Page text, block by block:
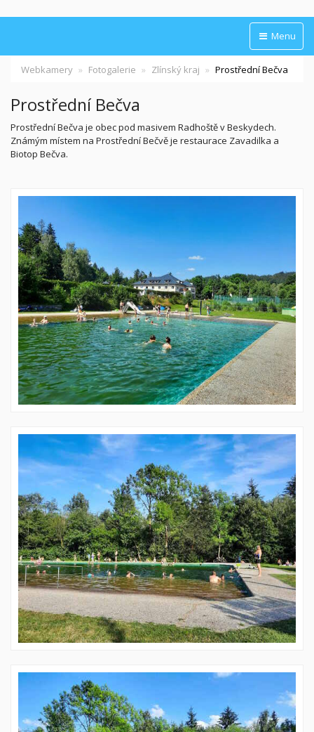
Menu
Webkamery Fotogalerie Zlínský kraj Prostřední Bečva
Prostřední Bečva
Prostřední Bečva je obec pod masivem Radhoště v Beskydech.
Známým místem na Prostřední Bečvě je restaurace Zavadilka a
Biotop Bečva.